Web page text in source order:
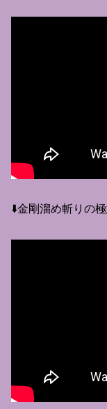
⬇️金剛溜め斬りの